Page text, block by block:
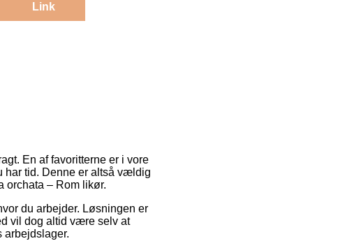
Link
En af favoritterne er i vore
har tid. Denne er altså vældig
orchata – Rom likør.
du arbejder. Løsningen er
vil dog altid være selv at
arbejdslager.